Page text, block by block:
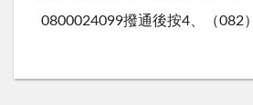
0800024099撥通後按4、（082